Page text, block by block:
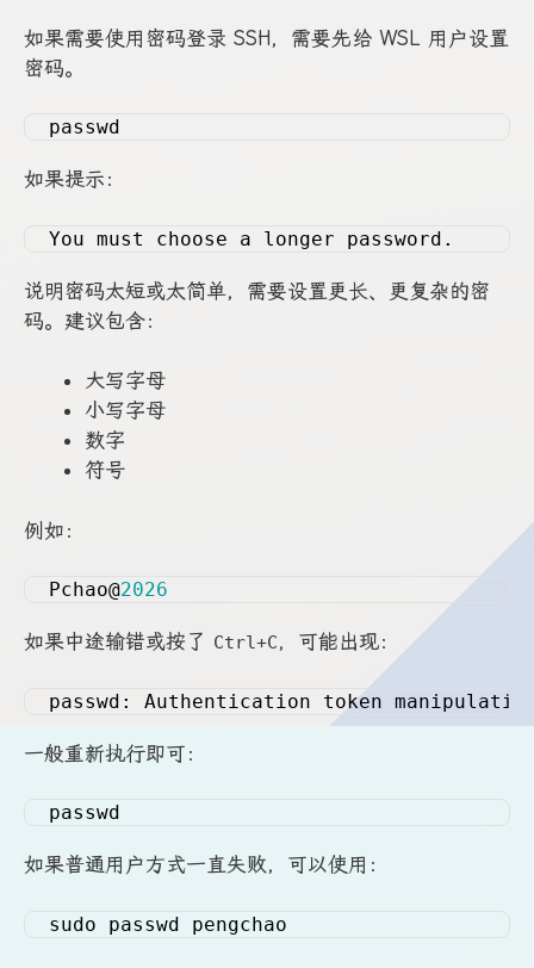
如果需要使用密码登录 SSH，需要先给 WSL 用户设置
密码。
passwd
如果提示：
You must choose a longer password.
说明密码太短或太简单，需要设置更长、更复杂的密
码。建议包含：
大写字母
小写字母
数字
符号
例如：
Pchao@2026
如果中途输错或按了 Ctrl+C，可能出现：
passwd: Authentication token
一般重新执行即可：
passwd
如果普通用户方式一直失败，可以使用：
sudo passwd pengchao